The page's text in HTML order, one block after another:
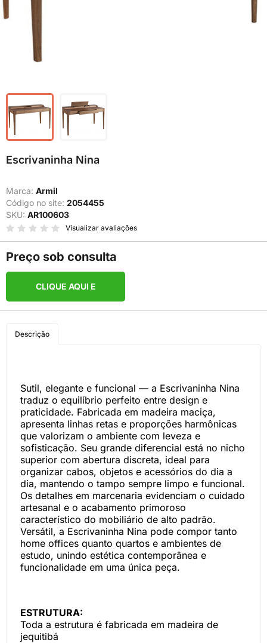
Escrivaninha Nina
Marca: Armil
Código no site: 2054455
SKU: AR100603
Visualizar avaliações
Preço sob consulta
CLIQUE AQUI E
Descrição
Sutil, elegante e funcional — a Escrivaninha Nina
traduz o equilíbrio perfeito entre design e
praticidade. Fabricada em madeira maciça,
apresenta linhas retas e proporções harmônicas
que valorizam o ambiente com leveza e
sofisticação. Seu grande diferencial está no nicho
superior com abertura discreta, ideal para
organizar cabos, objetos e acessórios do dia a
dia, mantendo o tampo sempre limpo e funcional.
Os detalhes em marcenaria evidenciam o cuidado
artesanal e o acabamento primoroso
característico do mobiliário de alto padrão.
Versátil, a Escrivaninha Nina pode compor tanto
home offices quanto quartos e ambientes de
estudo, unindo estética contemporânea e
funcionalidade em uma única peça.
ESTRUTURA:
Toda a estrutura é fabricada em madeira de
jequitibá